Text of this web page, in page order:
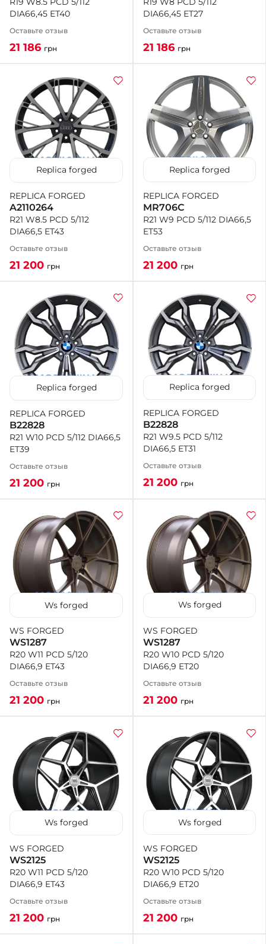
DIA66,45 ET40
Оставьте отзыв
21 186 грн
DIA66,45 ET27
Оставьте отзыв
21 186 грн
Replica forged
REPLICA FORGED
A2110264
R21 W8.5 PCD 5/112
DIA66,5 ET43
Оставьте отзыв
21 200 грн
Replica forged
REPLICA FORGED
MR706C
R21 W9 PCD 5/112 DIA66,5
ET53
Оставьте отзыв
21 200 грн
Replica forged
REPLICA FORGED
B22828
R21 W10 PCD 5/112 DIA66,5
ET39
Оставьте отзыв
21 200 грн
Replica forged
REPLICA FORGED
B22828
R21 W9.5 PCD 5/112
DIA66,5 ET31
Оставьте отзыв
21 200 грн
Ws forged
WS FORGED
WS1287
R20 W11 PCD 5/120
DIA66,9 ET43
Оставьте отзыв
21 200 грн
Ws forged
WS FORGED
WS1287
R20 W10 PCD 5/120
DIA66,9 ET20
Оставьте отзыв
21 200 грн
Ws forged
WS FORGED
WS2125
R20 W11 PCD 5/120
DIA66,9 ET43
Оставьте отзыв
21 200 грн
Ws forged
WS FORGED
WS2125
R20 W10 PCD 5/120
DIA66,9 ET20
Оставьте отзыв
21 200 грн